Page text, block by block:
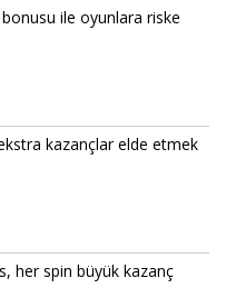
ile oyunlara riske
kazançlar elde etmek
her spin büyük kazanç